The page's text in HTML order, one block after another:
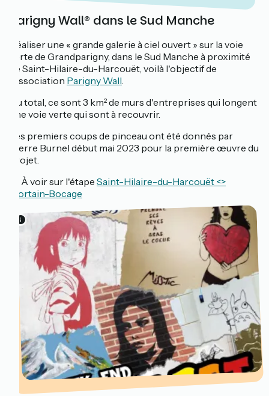
Parigny Wall®️ dans le Sud Manche
Réaliser une « grande galerie à ciel ouvert » sur lavoie
verte de Grandparigny, dans le Sud Manche à proximité
de Saint-Hilaire-du-Harcouët, voilà l'objectif de
l'association Parigny Wall.
Au total, ce sont 3 km² de murs d'entreprises qui longent
une voie verte qui sont à recouvrir.
Les premiers coups de pinceau ont été donnés par
Pierre Burnel début mai 2023 pour la première œuvre du
projet.
📍 À voir sur l'étape Saint-Hilaire-du-Harcouët <>
Mortain-Bocage